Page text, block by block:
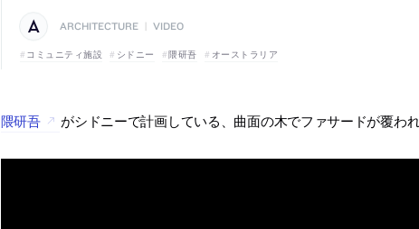
ARCHITECTURE VIDEO
コミュニティ施設 シドニー 隈研吾 オーストラリア
隈研吾 がシドニーで計画している、曲面の木でファサードが覆わ